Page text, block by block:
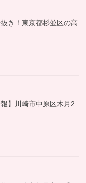
き！東京都杉並区の高
】川崎市中原区木月2